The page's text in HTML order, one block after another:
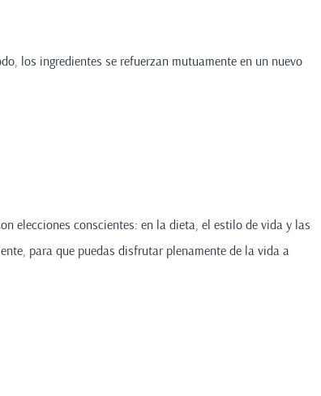
los ingredientes se refuerzan mutuamente en un nuevo
elecciones conscientes: en la dieta, el estilo de vida y las
para que puedas disfrutar plenamente de la vida a